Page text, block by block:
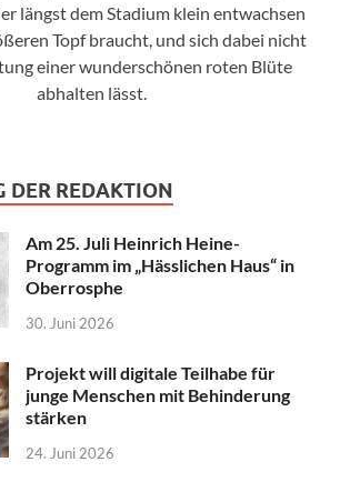
längst dem Stadium klein entwachsen
Topf braucht, und sich dabei nicht
einer wunderschönen roten Blüte
abhalten lässt.
DER REDAKTION
Am 25. Juli Heinrich Heine-
Programm im „Hässlichen Haus“ in
Oberrosphe
30. Juni 2026
Projekt will digitale Teilhabe für
junge Menschen mit Behinderung
stärken
24. Juni 2026